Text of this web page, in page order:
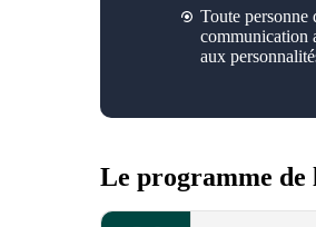
Toute personne
communication
aux
Le programme